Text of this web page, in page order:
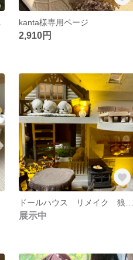
kanta様専用ページ
2,910円
展示中